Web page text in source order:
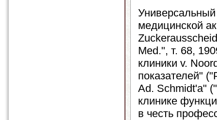
медицинской
Med.", т. 68,
клиники v.
показателей"
Ad. Schmidt'a"
клинике
в честь